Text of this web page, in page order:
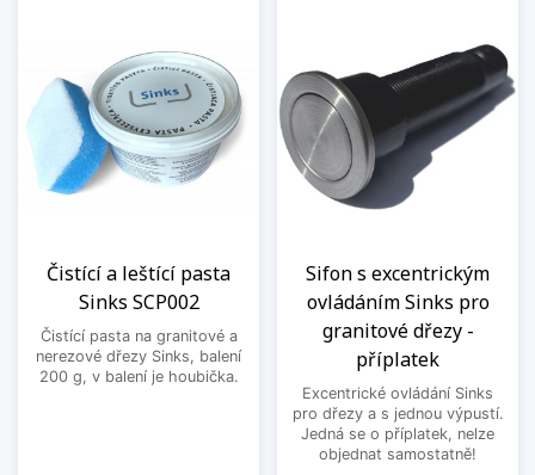
Čistící a leštící pasta
Sinks SCP002
Čistící pasta na granitové a
nerezové dřezy Sinks, balení
200 g, v balení je houbička.
Sifon s excentrickým
ovládáním Sinks pro
granitové dřezy -
příplatek
Excentrické ovládání Sinks
pro dřezy a s jednou výpustí.
Jedná se o příplatek, nelze
objednat samostatně!